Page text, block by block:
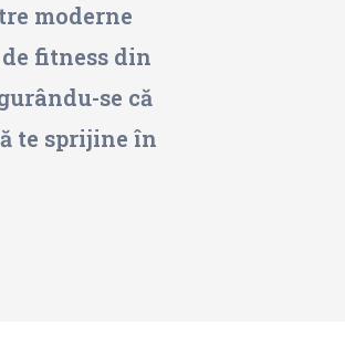
moderne
fitness din
se că
te sprijine în